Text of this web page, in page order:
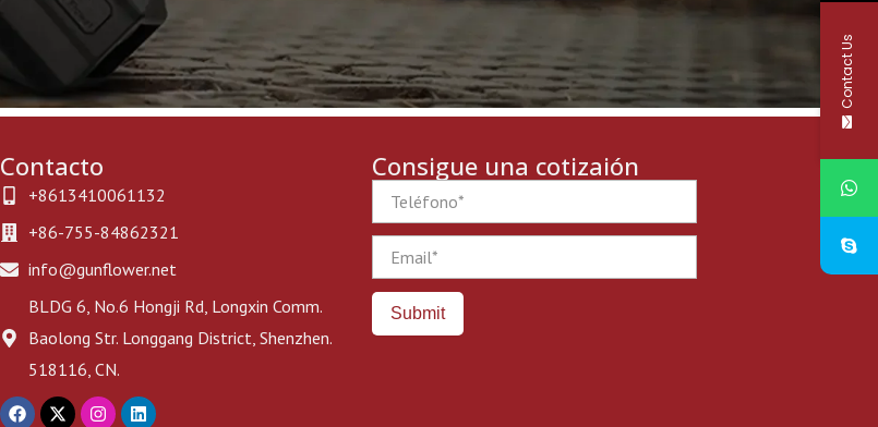
Contacto
+8613410061132
+86-755-84862321
info@gunflower.net
BLDG 6, No.6 Hongji Rd, Longxin Comm.
Baolong Str. Longgang District, Shenzhen.
518116, CN.
F
a
X
-
I
n
L
i
Consigue una cotizaión
Submit
Contact Us